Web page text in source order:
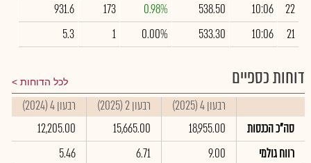
22
10:06
538.50
0.98%
173
931.6
21
10:06
533.30
0.00%
1
5.3
דוחות כספיים לכל הדוחות
רבעון 4 (2025) רבעון 2 (2025) רבעון 4 (2024)
סה"כ הכנסות
18,955.00
15,665.00
12,205.00
רווח גולמי
9.00
6.71
5.46